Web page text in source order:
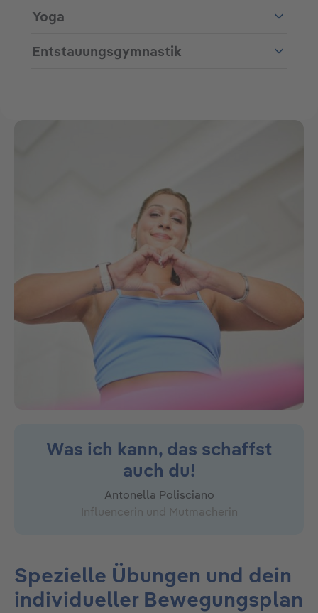
Yoga
Entstauungsgymnastik
Was ich kann, das schaffst
auch du!
Antonella Polisciano
Influencerin und Mutmacherin
Spezielle Übungen und dein
individueller Bewegungsplan